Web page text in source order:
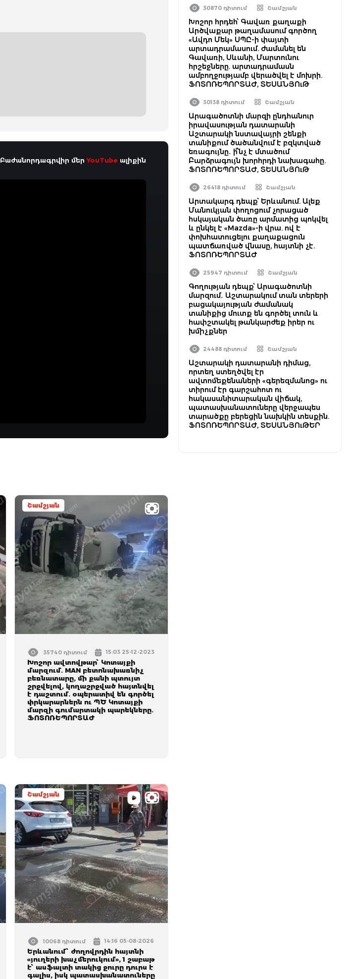
Բաժանորդագրվիր մերYouTube ալիքին
Շամշյան
35740 դիտում 15:03 25-12-2023
Խոշոր ավտովթար՝ Կոտայքի
մարզում. MAN բետոնախառնիչ
բեռնատարը, մի քանի պտույտ
շրջվելով, կողաշրջված հայտնվել
է դաշտում. օպերատիվ են գործել
փրկարարներն ու ՊԾ Կոտայքի
մարզի գումարտակի պարեկները.
ՖՈՏՈՌԵՊՈՐՏԱԺ
Շամշյան
10068 դիտում 14:16 05-08-2026
Երևանում՝ ժողովրդին հայտնի
«յուղերի խաչմերուկում», 1 շաբաթ
է՝ ասֆալտի տակից ջուրը դուրս է
գալիս, իսկ պատասխանատուները
30870 դիտում Շամշյան
Խոշոր հրդեհ՝ Գավառ քաղաքի
Արծվաքար թաղամասում գործող
«Ավդո Մեկ» ՍՊԸ-ի փայտի
արտադրամասում. ժամանել են
Գավառի, Սևանի, Մարտունու
հրշեջները. արտադրամասն
ամբողջությամբ վերածվել է մոխրի.
ՖՈՏՈՌԵՊՈՐՏԱԺ, ՏԵՍԱՆՅՈւԹ
30138 դիտում Շամշյան
Արագածոտնի մարզի ընդհանուր
իրավասության դատարանի
Աշտարակի նստավայրի շենքի
տանիքում ծածանվում է բզկտված
եռագույնը․ ի՞նչ է մտածում
Բարձրագույն խորհրդի նախագահը.
ՖՈՏՈՌԵՊՈՐՏԱԺ, ՏԵՍԱՆՅՈւԹ
26418 դիտում Շամշյան
Արտակարգ դեպք՝ Երևանում. Ալեք
Մանուկյան փողոցում չորացած
հսկայական ծառը արմատից պոկվել
և ընկել է «Mazda»-ի վրա. ով է
փոխհատուցելու քաղաքացուն
պատճառված վնասը, հայտնի չէ.
ՖՈՏՈՌԵՊՈՐՏԱԺ
25947 դիտում Շամշյան
Գողության դեպք՝ Արագածոտնի
մարզում․ Աշտարակում տան տերերի
բացակայության ժամանակ
տանիքից մուտք են գործել տուն և
հափշտակել թանկարժեք իրեր ու
խմիչքներ
24488 դիտում Շամշյան
Աշտարակի դատարանի դիմաց,
որտեղ ստեղծվել էր
ավտոմեքենաների «գերեզմանոց» ու
տիրում էր գարշահոտ ու
հակասանիտարական վիճակ,
պատասխանատուները վերջապես
տարածքը բերեցին նախկին տեսքին.
ՖՈՏՈՌԵՊՈՐՏԱԺ, ՏԵՍԱՆՅՈւԹԵՐ